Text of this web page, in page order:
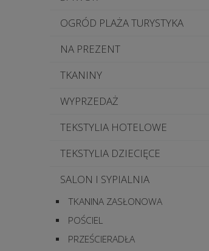
OGRÓD PLAŻA TURYSTYKA
NA PREZENT
TKANINY
WYPRZEDAŻ
TEKSTYLIA HOTELOWE
TEKSTYLIA DZIECIĘCE
SALON I SYPIALNIA
TKANINA ZASŁONOWA
POŚCIEL
PRZEŚCIERADŁA